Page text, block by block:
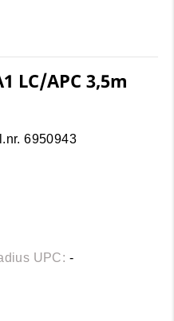
LC/APC 3,5m
6950943
UPC: -